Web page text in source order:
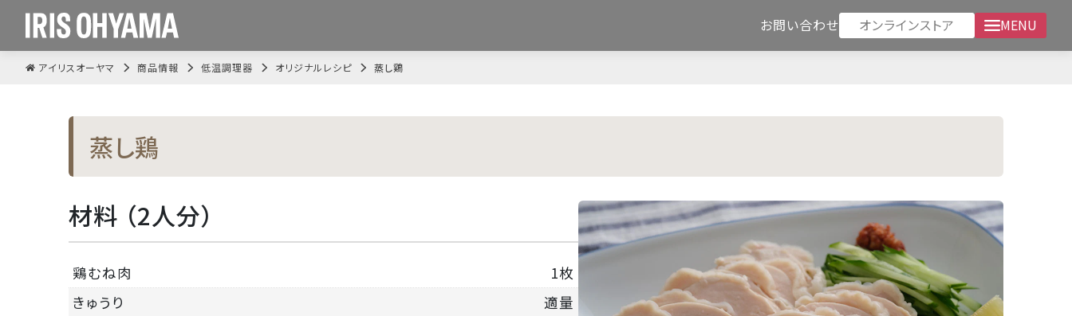
お問い合わせ オンラインストア MENU
アイリスオーヤマ 商品情報 低温調理器 オリジナルレシピ 蒸し鶏
蒸し鶏
材料 （2人分）
鶏むね肉
1枚
きゅうり
適量